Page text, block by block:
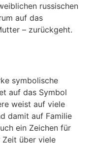
russischen
auf das
– zurückgeht.
symbolische
auf das Symbol
weist auf viele
damit auf Familie
ein Zeichen für
Zeit über viele